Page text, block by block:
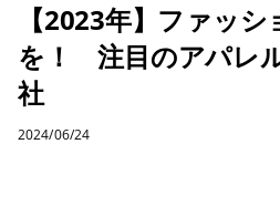
【2023年】ファッ
を！ 注目のアパレ
社
2024/06/24